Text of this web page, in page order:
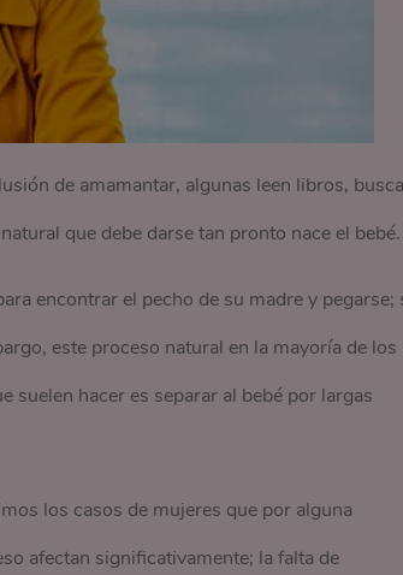
de amamantar, algunas leen libros,
que debe darse tan pronto nace el bebé.
encontrar el pecho de su madre y pegarse;
este proceso natural en la mayoría de los
suelen hacer es separar al bebé por largas
los casos de mujeres que por alguna
afectan significativamente; la falta de